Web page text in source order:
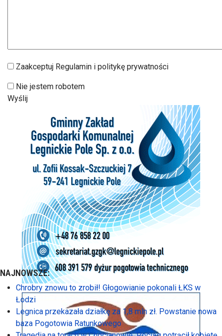
Zaakceptuj Regulamin i politykę prywatności
Nie jestem robotem
Wyślij
NAJNOWSZE:
Chrobry znowu to zrobił! Głogowianie pokonali ŁKS w
Łodzi
Legnica przekazała działkę za 1,8 mln zł. Powstanie nowa
baza Pogotowia Ratunkowego